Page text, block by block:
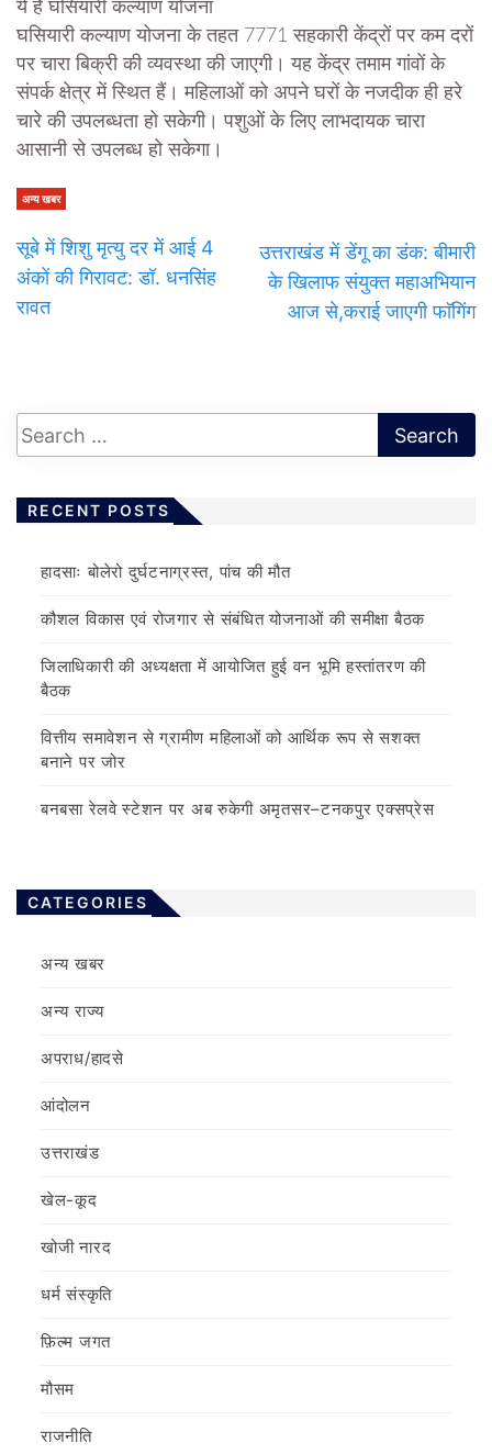
ये है घसियारी कल्याण योजना
घसियारी कल्याण योजना के तहत 7771 सहकारी केंद्रों पर कम दरों
पर चारा बिक्री की व्यवस्था की जाएगी। यह केंद्र तमाम गांवों के
संपर्क क्षेत्र में स्थित हैं। महिलाओं को अपने घरों के नजदीक ही हरे
चारे की उपलब्धता हो सकेगी। पशुओं के लिए लाभदायक चारा
आसानी से उपलब्ध हो सकेगा।
अन्य खबर
सूबे में शिशु मृत्यु दर में आई 4
अंकों की गिरावट: डॉ. धनसिंह
रावत
उत्तराखंड में डेंगू का डंक: बीमारी
के खिलाफ संयुक्त महाअभियान
आज से,कराई जाएगी फाॅगिंग
RECENT POSTS
हादसाः बोलेरो दुर्घटनाग्रस्त, पांच की मौत
कौशल विकास एवं रोजगार से संबंधित योजनाओं की समीक्षा बैठक
जिलाधिकारी की अध्यक्षता में आयोजित हुई वन भूमि हस्तांतरण की
बैठक
वित्तीय समावेशन से ग्रामीण महिलाओं को आर्थिक रूप से सशक्त
बनाने पर जोर
बनबसा रेलवे स्टेशन पर अब रुकेगी अमृतसर–टनकपुर एक्सप्रेस
CATEGORIES
अन्य खबर
अन्य राज्य
अपराध/हादसे
आंदोलन
उत्तराखंड
खेल-कूद
खोजी नारद
धर्म संस्कृति
फ़िल्‍म जगत
मौसम
राजनीति